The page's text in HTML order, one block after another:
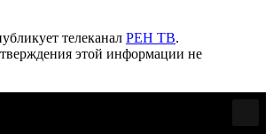
телеканал РЕН ТВ.
этой информации не